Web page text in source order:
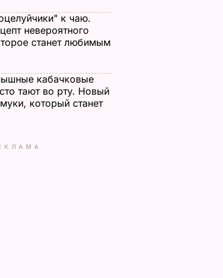
к чаю.
невероятного
станет любимым
кабачковые
тают во рту. Новый
который станет